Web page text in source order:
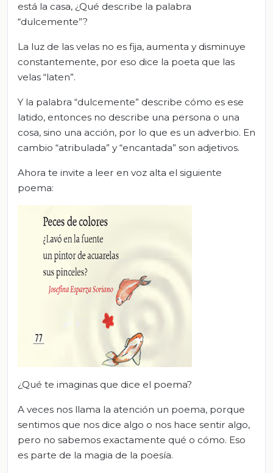
está la casa, ¿Qué describe la palabra
“dulcemente”?
La luz de las velas no es fija, aumenta y disminuye
constantemente, por eso dice la poeta que las
velas “laten”.
Y la palabra “dulcemente” describe cómo es ese
latido, entonces no describe una persona o una
cosa, sino una acción, por lo que es un adverbio. En
cambio “atribulada” y “encantada” son adjetivos.
Ahora te invite a leer en voz alta el siguiente
poema:
¿Qué te imaginas que dice el poema?
A veces nos llama la atención un poema, porque
sentimos que nos dice algo o nos hace sentir algo,
pero no sabemos exactamente qué o cómo. Eso
es parte de la magia de la poesía.